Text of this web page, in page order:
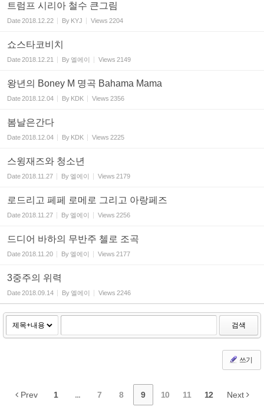
트럼프 시리아 철수 큰그림
Date2018.12.22 By KYJ Views 2204
쇼스타코비치
Date2018.12.21 By엘에이 Views 2149
왕년의 Boney M 명곡 Bahama Mama
Date2018.12.04 By KDK Views 2356
봄날은간다
Date2018.12.04 By KDK Views 2225
스윙재즈와 청소년
Date2018.11.27 By엘에이 Views 2179
로드리고 페페 로메로 그리고 아랑페즈
Date2018.11.27 By엘에이 Views 2256
드디어 바하의 무반주 첼로 조곡
Date2018.11.20 By엘에이 Views 2177
3중주의 위력
Date2018.09.14 By엘에이 Views 2246
검색
쓰기
Prev 1 ... 7 8 9 10 11 12 Next